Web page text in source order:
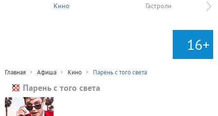
Кино Гастроли
16+
Главная Афиша Кино Парень с того света
Парень с того света